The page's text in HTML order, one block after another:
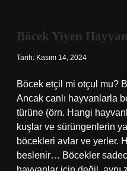
Böcek Yiyen
Tarih: Kasım 14, 2024
Böcek etçil mi otçul mu?
Ancak canlı hayvanlarla
türüne (örn. Hangi
kuşlar ve sürüngenlerin
böcekleri avlar ve yerler.
beslenir… Böcekler